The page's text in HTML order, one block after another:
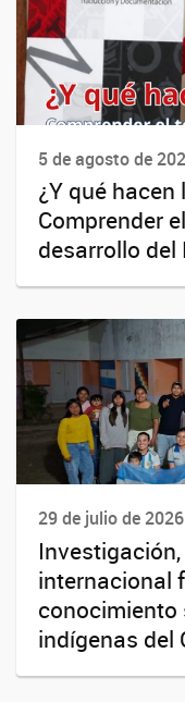
5 de agosto de
¿Y qué
Comprender
desarrollo del
29 de julio de 2026
internacional
conocimiento
indígenas del